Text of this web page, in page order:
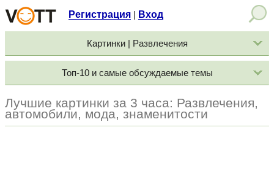
Регистрация Вход
Картинки | Развлечения
Топ-10 и самые обсуждаемые темы
Лучшие картинки за 3 часа: Развлечения,
автомобили, мода, знаменитости